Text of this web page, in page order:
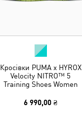
Кросівки PUMA x HYROX
Velocity NITRO™ 5
Training Shoes Women
6 990,00 ₴